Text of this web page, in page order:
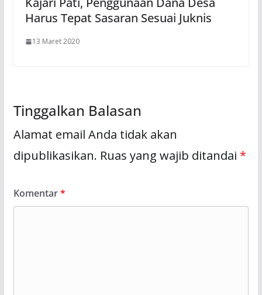
Harus Tepat Sasaran Sesuai Juknis
13 Maret 2020
Tinggalkan Balasan
Alamat email Anda tidak akan
dipublikasikan. Ruas yang wajib ditandai *
Komentar*